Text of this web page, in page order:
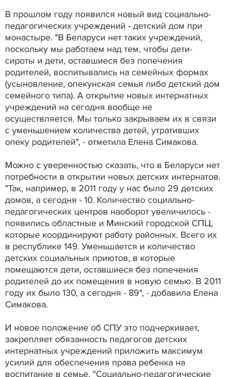
В прошлом году появился новый вид социально-
педагогических учреждений - детский дом при
монастыре. "В Беларуси нет таких учреждений,
поскольку мы работаем над тем, чтобы дети-
сироты и дети, оставшиеся без попечения
родителей, воспитывались на семейных формах
(усыновление, опекунская семья либо детский дом
семейного типа). А открытие новых интернатных
учреждений на сегодня вообще не
осуществляется. Мы только закрываем их в связи
с уменьшением количества детей, утративших
опеку родителей", - отметила Елена Симакова.
Можно с уверенностью сказать, что в Беларуси нет
потребности в открытии новых детских интернатов.
"Так, например, в 2011 году у нас было 29 детских
домов, а сегодня - 10. Количество социально-
педагогических центров наоборот увеличилось -
появились областные и Минский городской СПЦ,
которые координируют работу районных. Всего их
в республике 149. Уменьшается и количество
детских социальных приютов, в которые
помещаются дети, оставшиеся без попечения
родителей до их помещения в новую семью. В 2011
году их было 130, а сегодня - 89", - добавила Елена
Симакова.
И новое положение об СПУ это подчеркивает,
закрепляет обязанность педагогов детских
интернатных учреждений приложить максимум
усилий для обеспечения права ребенка на
воспитание в семье. "Социально-педагогические